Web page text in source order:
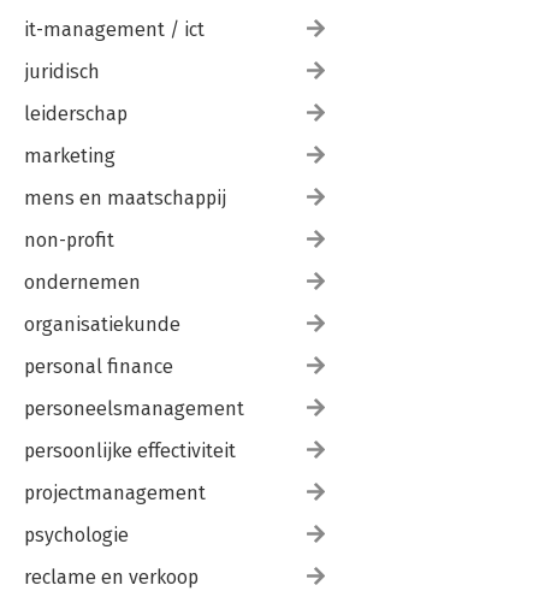
it-management / ict
juridisch
leiderschap
marketing
mens en maatschappij
non-profit
ondernemen
organisatiekunde
personal finance
personeelsmanagement
persoonlijke effectiviteit
projectmanagement
psychologie
reclame en verkoop